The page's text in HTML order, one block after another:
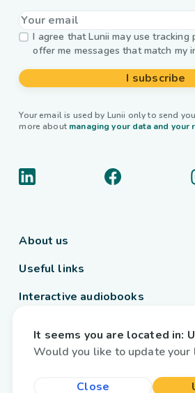
I agree that Lunii may use tracking
offer me messages that match my
I subscribe
Your email is used by Lunii only to send
more about managing your data and your
About us
Useful links
Interactive audiobooks
Belgium English
It seems you are located in:
Would you like to update your
Close